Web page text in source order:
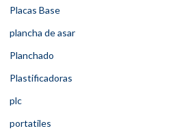
Placas Base
plancha de asar
Planchado
Plastificadoras
plc
portatiles